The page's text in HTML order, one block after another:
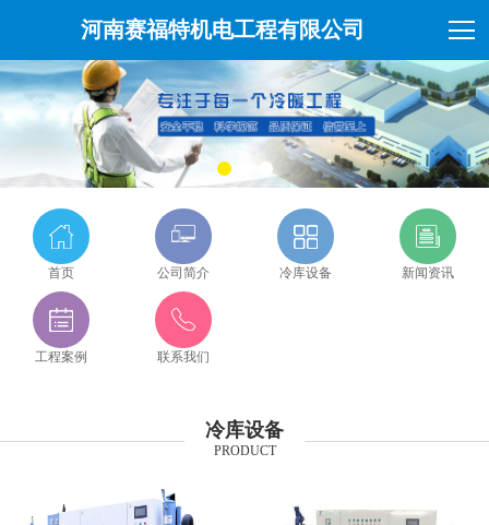
河南赛福特机电工程有限公司
首页 公司简介 冷库设备 新闻资讯
工程案例 联系我们
冷库设备
PRODUCT